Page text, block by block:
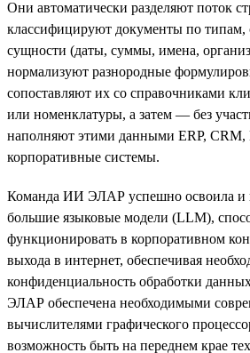
Они автоматически разделяют поток
классифицируют документы по типам,
сущности (даты, суммы, имена,
нормализуют разнородные
сопоставляют их со справочниками
или номенклатуры, а затем — без
наполняют этими данными ERP, CRM,
корпоративные системы.
Команда ИИ ЭЛАР успешно освоила и
большие языковые модели (LLM),
функционировать в корпоративном
выхода в интернет, обеспечивая
конфиденциальность обработки
ЭЛАР обеспечена необходимыми
вычислителями графического
возможность быть на переднем крае